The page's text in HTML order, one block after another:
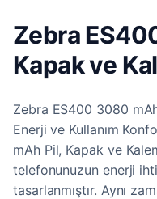
Zebra
Kapak ve
Zebra ES400 3080
Enerji ve Kullanım
mAh Pil, Kapak ve
telefonunuzun enerji
tasarlanmıştır. Aynı